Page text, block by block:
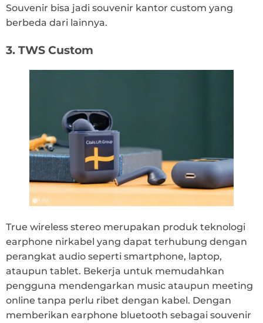
Souvenir bisa jadi souvenir kantor custom yang
berbeda dari lainnya.
3. TWS Custom
True wireless stereo merupakan produk teknologi
earphone nirkabel yang dapat terhubung dengan
perangkat audio seperti smartphone, laptop,
ataupun tablet. Bekerja untuk memudahkan
pengguna mendengarkan music ataupun meeting
online tanpa perlu ribet dengan kabel. Dengan
memberikan earphone bluetooth sebagai souvenir